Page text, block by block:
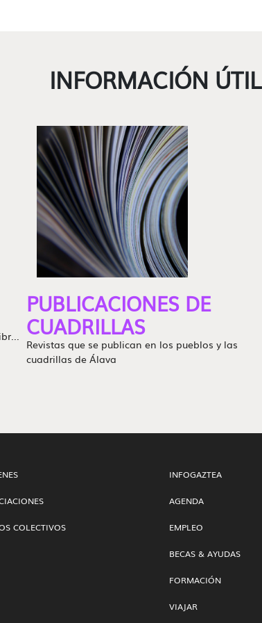
INFORMACIÓN ÚTIL
PUBLICACIONES DE
CUADRILLAS
Revistas que se publican en los pueblos y las
cuadrillas de Álava
COLECTIVOS
INFOGAZTEA
AGENDA
EMPLEO
BECAS & AYUDAS
FORMACIÓN
VIAJAR